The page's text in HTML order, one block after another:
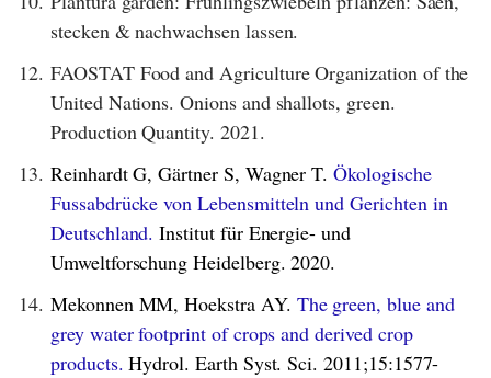
stecken & nachwachsen lassen.
12. FAOSTAT Food and Agriculture Organization of the
United Nations. Onions and shallots, green.
Production Quantity. 2021.
13. Reinhardt G, Gärtner S, Wagner T.Ökologische
Fussabdrücke von Lebensmitteln und Gerichten in
Deutschland. Institut für Energie- und
Umweltforschung Heidelberg. 2020.
14. Mekonnen MM, Hoekstra AY. The green, blue and
grey water footprint of crops and derived crop
products. Hydrol. Earth Syst. Sci. 2011;15:1577-